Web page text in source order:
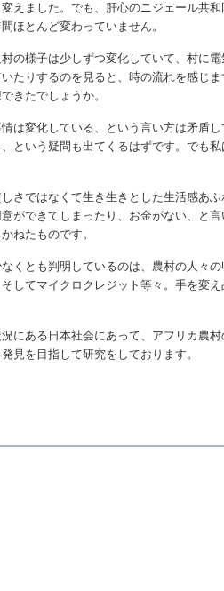
えました。でも、肝心のニジェール共
ほとんど変わっていません。
の様子は少しずつ変化していて、村に
たりするのを見ると、時の流れを感じ
きたでしょうか。
は変化している、という言い方は矛盾
という疑問も出てくるはずです。でも
さではなくて生き生きとした生活感あ
ができてしまったり、お金がない、と
ねたものです。
くとも判明しているのは、農村の人々
してマイクロクレジット等々。手を変
にある日本社会にあって、アフリカ農
見を目指して研究をしております。